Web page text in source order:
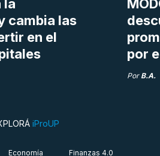
la
cambia las
en el
por
Por B.A.
iProUP
Economía
Finanzas 4.0